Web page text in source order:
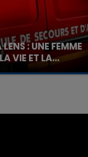
: UNE FEMME
VIE ET LA...
par le feu après avoir
du Week-end